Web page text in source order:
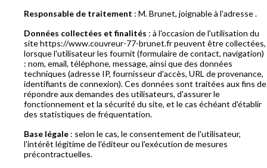
Responsable de traitement : M. Brunet, joignable à l'adresse .
Données collectées et finalités : à l'occasion de l'utilisation du
site https://www.couvreur-77-brunet.fr peuvent être collectées,
lorsque l'utilisateur les fournit (formulaire de contact, navigation)
: nom, email, téléphone, message, ainsi que des données
techniques (adresse IP, fournisseur d'accès, URL de provenance,
identifiants de connexion). Ces données sont traitées aux fins de
répondre aux demandes des utilisateurs, d'assurer le
fonctionnement et la sécurité du site, et le cas échéant d'établir
des statistiques de fréquentation.
Base légale : selon le cas, le consentement de l'utilisateur,
l'intérêt légitime de l'éditeur ou l'exécution de mesures
précontractuelles.